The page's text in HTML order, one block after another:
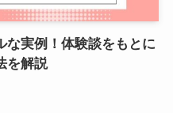
な実例！体験談をもとに
を解説